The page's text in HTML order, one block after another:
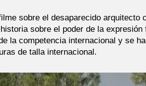
sobre el desaparecido
sobre el poder de la
la competencia internacional y se
de talla internacional.